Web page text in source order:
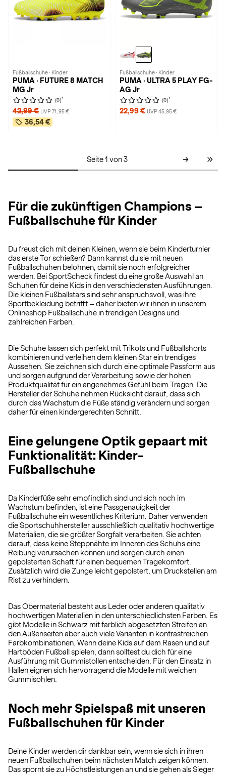
Fußballschuhe · Kinder
PUMA · FUTURE 8 MATCH
MG Jr
(0) 1
42,99 € UVP 71,95 €
36,54 €
Fußballschuhe · Kinder
PUMA · ULTRA 5 PLAY FG-
AG Jr
(0) 1
22,99 € UVP 45,95 €
Seite 1 von 3
Für die zukünftigen Champions –
Fußballschuhe für Kinder
Du freust dich mit deinen Kleinen, wenn sie beim Kinderturnier
das erste Tor schießen? Dann kannst du sie mit neuen
Fußballschuhen belohnen, damit sie noch erfolgreicher
werden. Bei SportScheck findest du eine große Auswahl an
Schuhen für deine Kids in den verschiedensten Ausführungen.
Die kleinen Fußballstars sind sehr anspruchsvoll, was ihre
Sportbekleidung betrifft – daher bieten wir ihnen in unserem
Onlineshop Fußballschuhe in trendigen Designs und
zahlreichen Farben.
Die Schuhe lassen sich perfekt mit Trikots und Fußballshorts
kombinieren und verleihen dem kleinen Star ein trendiges
Aussehen. Sie zeichnen sich durch eine optimale Passform aus
und sorgen aufgrund der Verarbeitung sowie der hohen
Produktqualität für ein angenehmes Gefühl beim Tragen. Die
Hersteller der Schuhe nehmen Rücksicht darauf, dass sich
durch das Wachstum die Füße ständig verändern und sorgen
daher für einen kindergerechten Schnitt.
Eine gelungene Optik gepaart mit
Funktionalität: Kinder-
Fußballschuhe
Da Kinderfüße sehr empfindlich sind und sich noch im
Wachstum befinden, ist eine Passgenauigkeit der
Fußballschuhe ein wesentliches Kriterium. Daher verwenden
die Sportschuhhersteller ausschließlich qualitativ hochwertige
Materialien, die sie größter Sorgfalt verarbeiten. Sie achten
darauf, dass keine Steppnähte im Inneren des Schuhs eine
Reibung verursachen können und sorgen durch einen
gepolsterten Schaft für einen bequemen Tragekomfort.
Zusätzlich wird die Zunge leicht gepolstert, um Druckstellen am
Rist zu verhindern.
Das Obermaterial besteht aus Leder oder anderen qualitativ
hochwertigen Materialien in den unterschiedlichsten Farben. Es
gibt Modelle in Schwarz mit farblich abgesetzten Streifen an
den Außenseiten aber auch viele Varianten in kontrastreichen
Farbkombinationen. Wenn deine Kids auf dem Rasen und auf
Hartböden Fußball spielen, dann solltest du dich für eine
Ausführung mit Gummistollen entscheiden. Für den Einsatz in
Hallen eignen sich hervorragend die Modelle mit weichen
Gummisohlen.
Noch mehr Spielspaß mit unseren
Fußballschuhen für Kinder
Deine Kinder werden dir dankbar sein, wenn sie sich in ihren
neuen Fußballschuhen beim nächsten Match zeigen können.
Das spornt sie zu Höchstleistungen an und sie gehen als Sieger